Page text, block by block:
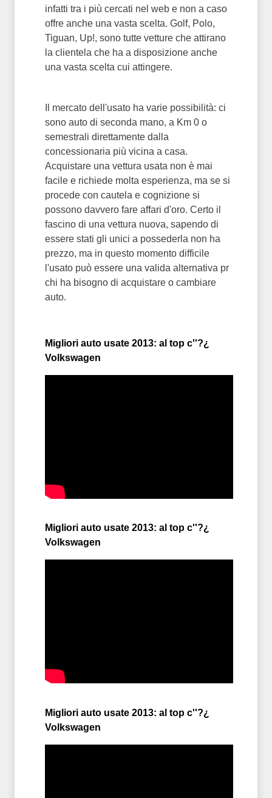
infatti tra i più cercati nel web e non a caso
offre anche una vasta scelta. Golf, Polo,
Tiguan, Up!, sono tutte vetture che attirano
la clientela che ha a disposizione anche
una vasta scelta cui attingere.
Il mercato dell'usato ha varie possibilità: ci
sono auto di seconda mano, a Km 0 o
semestrali direttamente dalla
concessionaria più vicina a casa.
Acquistare una vettura usata non è mai
facile e richiede molta esperienza, ma se si
procede con cautela e cognizione si
possono davvero fare affari d'oro. Certo il
fascino di una vettura nuova, sapendo di
essere stati gli unici a possederla non ha
prezzo, ma in questo momento difficile
l'usato può essere una valida alternativa pr
chi ha bisogno di acquistare o cambiare
auto.
Migliori auto usate 2013: al top c''?¿
Volkswagen
Migliori auto usate 2013: al top c''?¿
Volkswagen
Migliori auto usate 2013: al top c''?¿
Volkswagen